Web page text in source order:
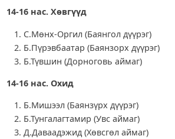
14-16 нас. Хөвгүүд
С.Мөнх-Оргил (Баянгол
Б.Пүрэвбаатар (Баянзорх
Б.Түвшин (Дорноговь
14-16 нас.
Б.Мишээл (Баянзүрх
Б.Тунгалагтамир (Увс
Д.Даваадэжид (Хөвсгөл